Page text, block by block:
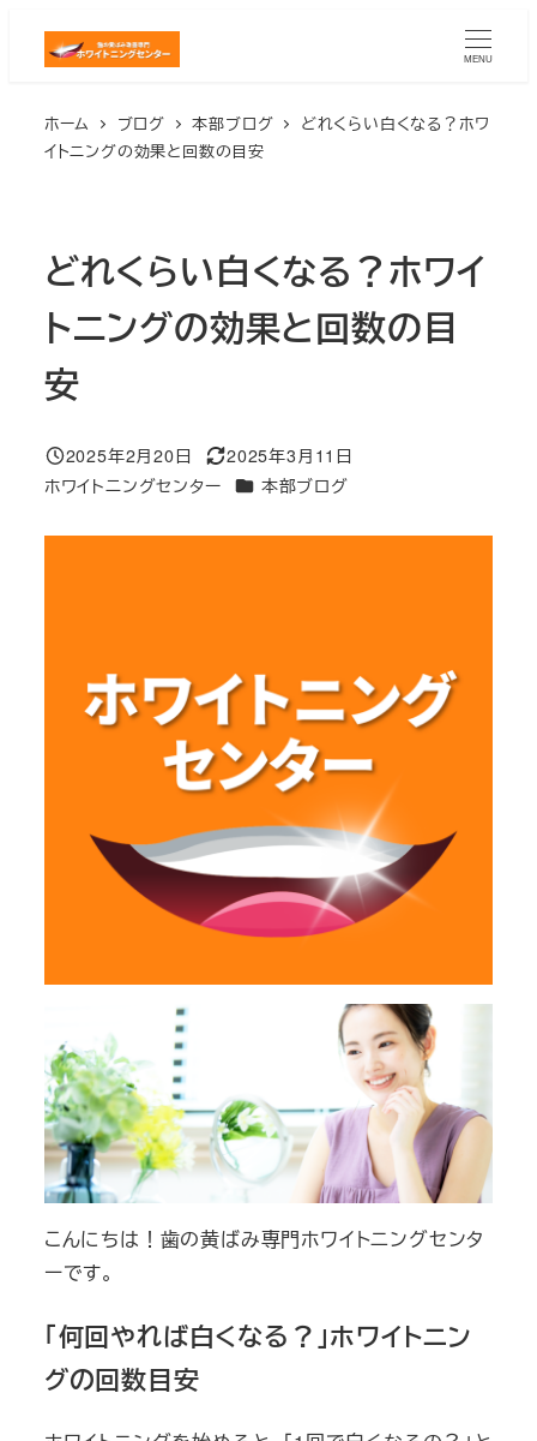
MENU
ホーム ブログ 本部ブログ
どれくらい白くなる？ホワ
イトニングの効果と回数の目安
どれくらい白くなる？ホワイ
トニングの効果と回数の目
安
投稿日
2025年2月20日
更新日
2025年3月11日
著
ホワイトニングセンター カテゴリー
本部ブログ
こんにちは！歯の黄ばみ専門ホワイトニングセンタ
ーです。
「何回やれば白くなる？」ホワイトニン
グの回数目安